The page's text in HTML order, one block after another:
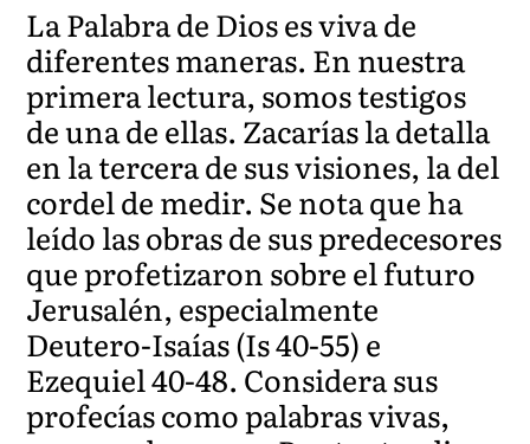
La Palabra de Dios es viva de
diferentes maneras. En nuestra
primera lectura, somos testigos
de una de ellas. Zacarías la detalla
en la tercera de sus visiones, la del
cordel de medir. Se nota que ha
leído las obras de sus predecesores
que profetizaron sobre el futuro
Jerusalén, especialmente
Deutero-Isaías (Is 40-55) e
Ezequiel 40-48. Considera sus
profecías como palabras vivas,